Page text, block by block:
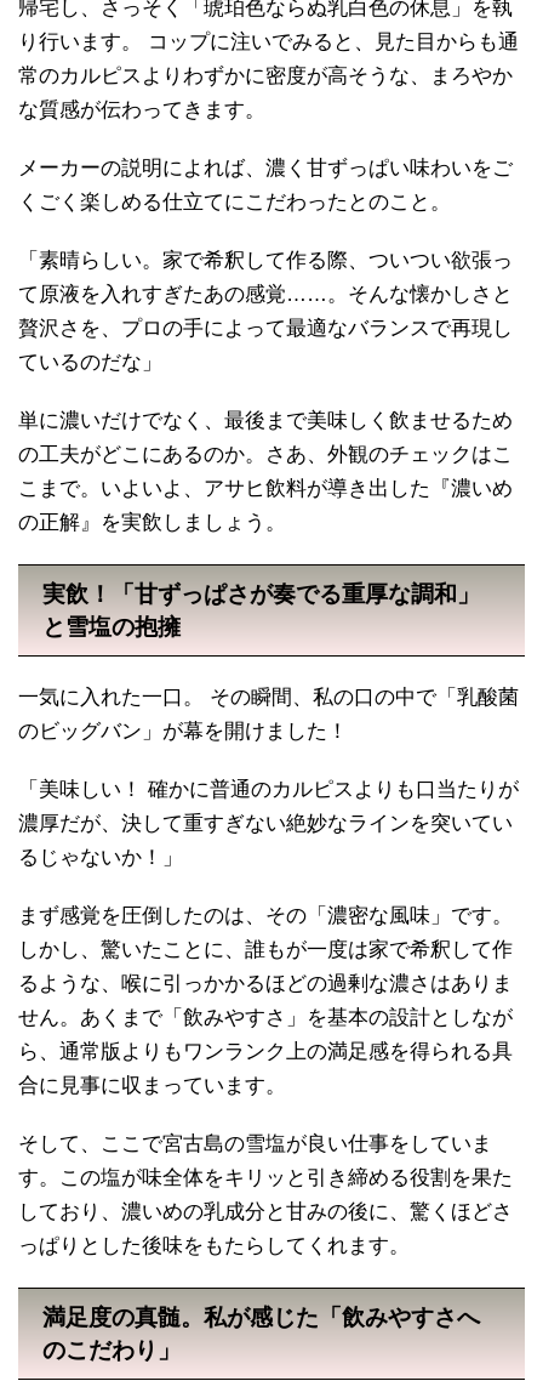
帰宅し、さっそく「琥珀色ならぬ乳白色の休息」を執
り行います。 コップに注いでみると、見た目からも通
常のカルピスよりわずかに密度が高そうな、まろやか
な質感が伝わってきます。
メーカーの説明によれば、濃く甘ずっぱい味わいをご
くごく楽しめる仕立てにこだわったとのこと。
「素晴らしい。家で希釈して作る際、ついつい欲張っ
て原液を入れすぎたあの感覚……。そんな懐かしさと
贅沢さを、プロの手によって最適なバランスで再現し
ているのだな」
単に濃いだけでなく、最後まで美味しく飲ませるため
の工夫がどこにあるのか。さあ、外観のチェックはこ
こまで。いよいよ、アサヒ飲料が導き出した『濃いめ
の正解』を実飲しましょう。
実飲！「甘ずっぱさが奏でる重厚な調和」
と雪塩の抱擁
一気に入れた一口。 その瞬間、私の口の中で「乳酸菌
のビッグバン」が幕を開けました！
「美味しい！ 確かに普通のカルピスよりも口当たりが
濃厚だが、決して重すぎない絶妙なラインを突いてい
るじゃないか！」
まず感覚を圧倒したのは、その「濃密な風味」です。
しかし、驚いたことに、誰もが一度は家で希釈して作
るような、喉に引っかかるほどの過剰な濃さはありま
せん。あくまで「飲みやすさ」を基本の設計としなが
ら、通常版よりもワンランク上の満足感を得られる具
合に見事に収まっています。
そして、ここで宮古島の雪塩が良い仕事をしていま
す。この塩が味全体をキリッと引き締める役割を果た
しており、濃いめの乳成分と甘みの後に、驚くほどさ
っぱりとした後味をもたらしてくれます。
満足度の真髄。私が感じた「飲みやすさへ
のこだわり」